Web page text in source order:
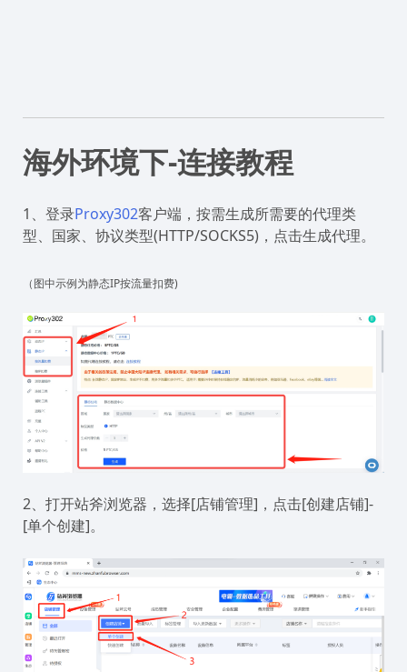
海外环境下-连接教程
1、登录Proxy302客户端，按需生成所需要的代理类
型、国家、协议类型(HTTP/SOCKS5)，点击生成代理。
（图中示例为静态IP按流量扣费)
2、打开站斧浏览器，选择[店铺管理]，点击[创建店铺]-
[单个创建]。